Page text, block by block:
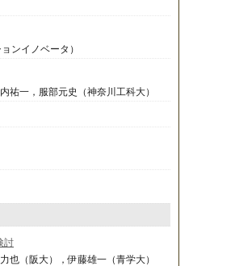
ンイノベータ）
一，服部元史（神奈川工科大）
討
（阪大），伊藤雄一（青学大）